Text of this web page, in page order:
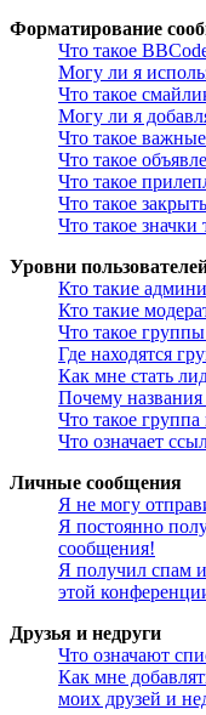
Форматирование
Что такое
Могу ли я
Что такое
Могу ли я
Что такое
Что такое
Что такое
Что такое
Что такое значки
Уровни
Кто такие
Кто такие
Что такое
Где находятся
Как мне стать
Почему
Что такое
Что означает
Личные сообщения
Я не могу
Я постоянно
сообщения!
Я получил спам
этой
Друзья и недруги
Что означают
Как мне
моих друзей и